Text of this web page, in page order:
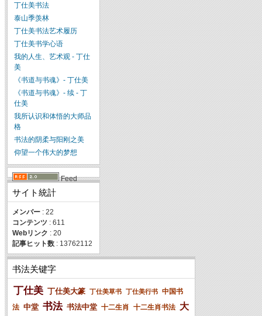
丁仕美书法
泰山季羡林
丁仕美书法艺术履历
丁仕美书学心语
我的人生、艺术观 - 丁仕
美
《书道与书魂》- 丁仕美
《书道与书魂》- 续 - 丁
仕美
我所认识和体悟的大师品
格
书法的阴柔与阳刚之美
仰望一个伟大的梦想
Feed
サイト統計
メンバー : 22
コンテンツ : 611
Webリンク : 20
記事ヒット数 : 13762112
书法关键字
丁仕美 丁仕美大篆 丁仕美草书 丁仕美行书 中国书
法 中堂 书法 书法中堂 十二生肖 十二生肖书法 大